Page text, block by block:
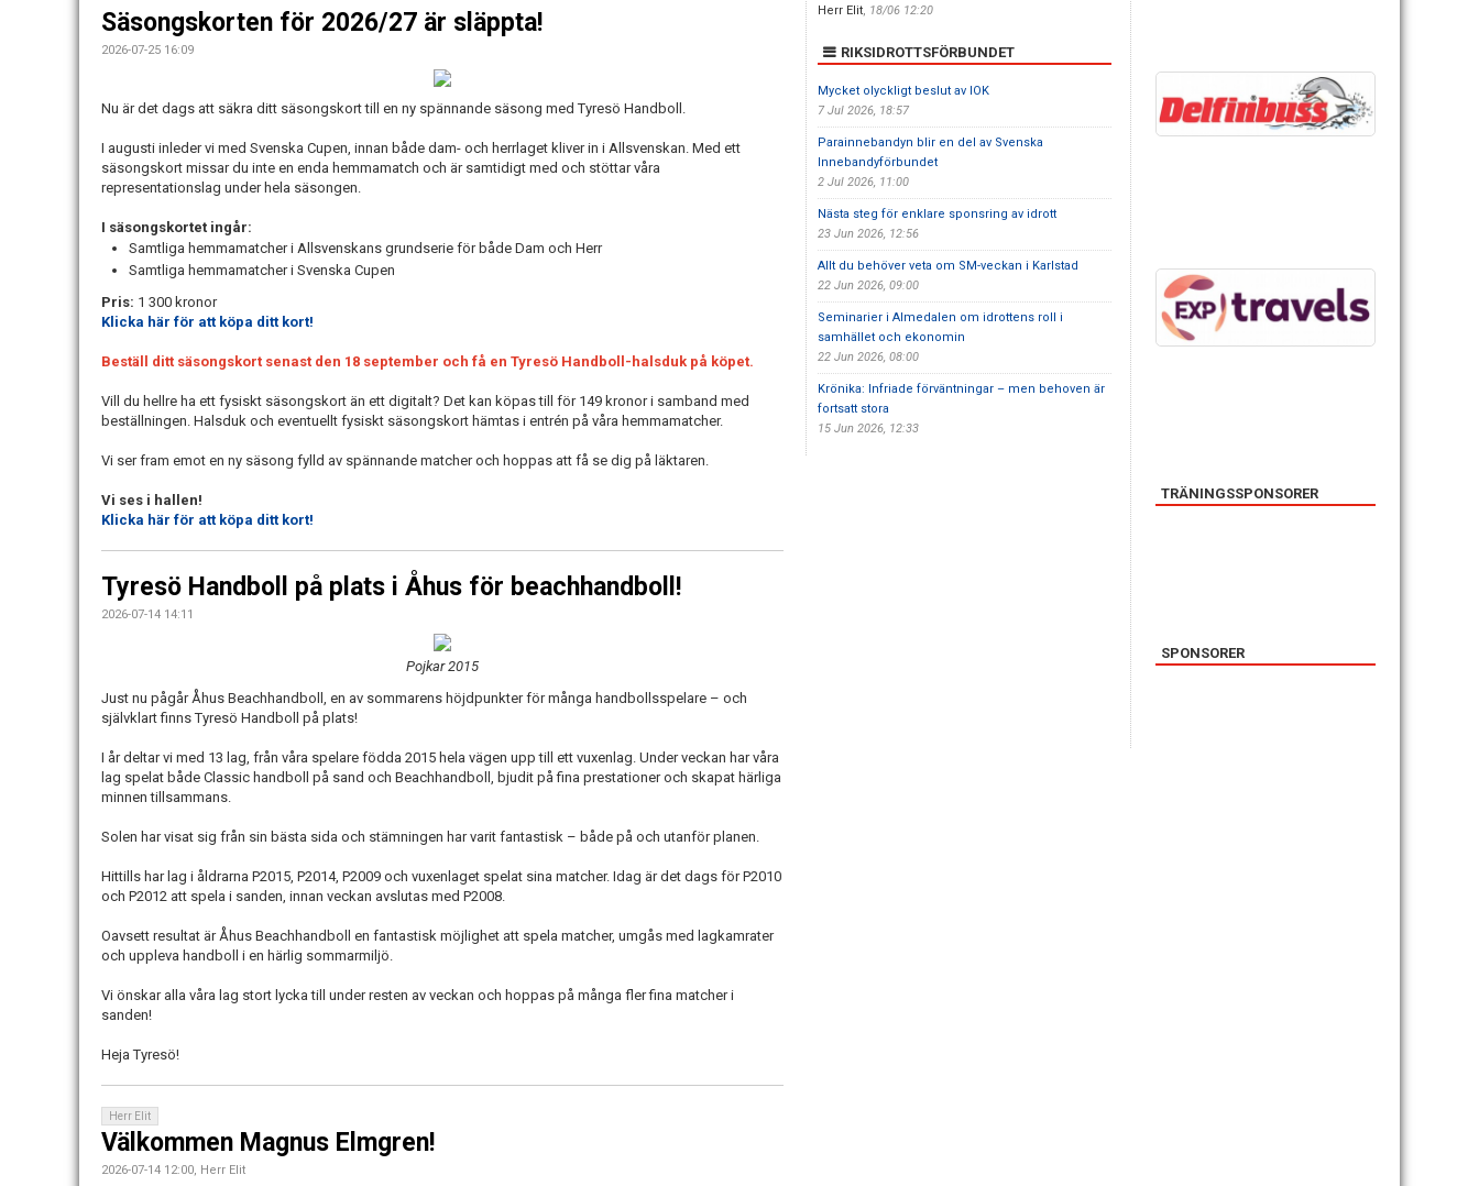
Säsongskorten för 2026/27 är släppta!
2026-07-25 16:09
Nu är det dags att säkra ditt säsongskort till en ny spännande säsong med Tyresö Handboll.
I augusti inleder vi med Svenska Cupen, innan både dam- och herrlaget kliver in i Allsvenskan. Med ett
säsongskort missar du inte en enda hemmamatch och är samtidigt med och stöttar våra
representationslag under hela säsongen.
I säsongskortet ingår:
Samtliga hemmamatcher i Allsvenskans grundserie för både Dam och Herr
Samtliga hemmamatcher i Svenska Cupen
Pris: 1 300 kronor
Klicka här för att köpa ditt kort!
Beställ ditt säsongskort senast den 18 september och få en Tyresö Handboll-halsduk på köpet.
Vill du hellre ha ett fysiskt säsongskort än ett digitalt? Det kan köpas till för 149 kronor i samband med
beställningen. Halsduk och eventuellt fysiskt säsongskort hämtas i entrén på våra hemmamatcher.
Vi ser fram emot en ny säsong fylld av spännande matcher och hoppas att få se dig på läktaren.
Vi ses i hallen!
Klicka här för att köpa ditt kort!
Tyresö Handboll på plats i Åhus för beachhandboll!
2026-07-14 14:11
Pojkar 2015
Just nu pågår Åhus Beachhandboll, en av sommarens höjdpunkter för många handbollsspelare – och
självklart finns Tyresö Handboll på plats!
I år deltar vi med 13 lag, från våra spelare födda 2015 hela vägen upp till ett vuxenlag. Under veckan har våra
lag spelat både Classic handboll på sand och Beachhandboll, bjudit på fina prestationer och skapat härliga
minnen tillsammans.
Solen har visat sig från sin bästa sida och stämningen har varit fantastisk – både på och utanför planen.
Hittills har lag i åldrarna P2015, P2014, P2009 och vuxenlaget spelat sina matcher. Idag är det dags för P2010
och P2012 att spela i sanden, innan veckan avslutas med P2008.
Oavsett resultat är Åhus Beachhandboll en fantastisk möjlighet att spela matcher, umgås med lagkamrater
och uppleva handboll i en härlig sommarmiljö.
Vi önskar alla våra lag stort lycka till under resten av veckan och hoppas på många fler fina matcher i
sanden!
Heja Tyresö!
Herr Elit
Välkommen Magnus Elmgren!
2026-07-14 12:00, Herr Elit
Herr Elit, 18/06 12:20
RIKSIDROTTSFÖRBUNDET
Mycket olyckligt beslut av IOK
7 Jul 2026, 18:57
Parainnebandyn blir en del av Svenska
Innebandyförbundet
2 Jul 2026, 11:00
Nästa steg för enklare sponsring av idrott
23 Jun 2026, 12:56
Allt du behöver veta om SM-veckan i Karlstad
22 Jun 2026, 09:00
Seminarier i Almedalen om idrottens roll i
samhället och ekonomin
22 Jun 2026, 08:00
Krönika: Infriade förväntningar – men behoven är
fortsatt stora
15 Jun 2026, 12:33
TRÄNINGSSPONSORER
SPONSORER